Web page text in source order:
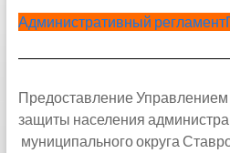
Административный регламент
Предоставление Управлением
защиты населения
муниципального округа